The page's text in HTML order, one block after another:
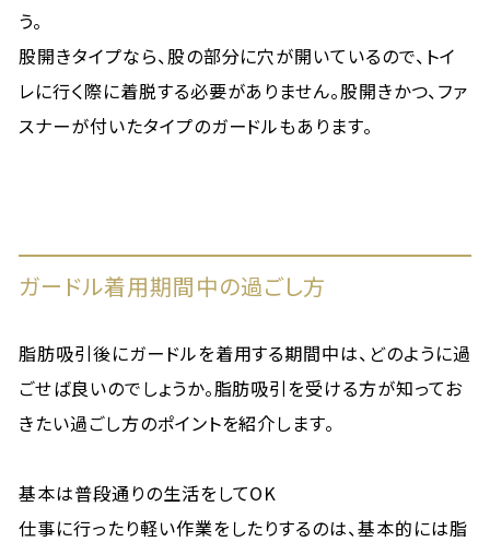
う。
股開きタイプなら、股の部分に穴が開いているので、トイ
レに行く際に着脱する必要がありません。股開きかつ、ファ
スナーが付いたタイプのガードルもあります。
ガードル着用期間中の過ごし方
脂肪吸引後にガードルを着用する期間中は、どのように過
ごせば良いのでしょうか。脂肪吸引を受ける方が知ってお
きたい過ごし方のポイントを紹介します。
基本は普段通りの生活をしてOK
仕事に行ったり軽い作業をしたりするのは、基本的には脂